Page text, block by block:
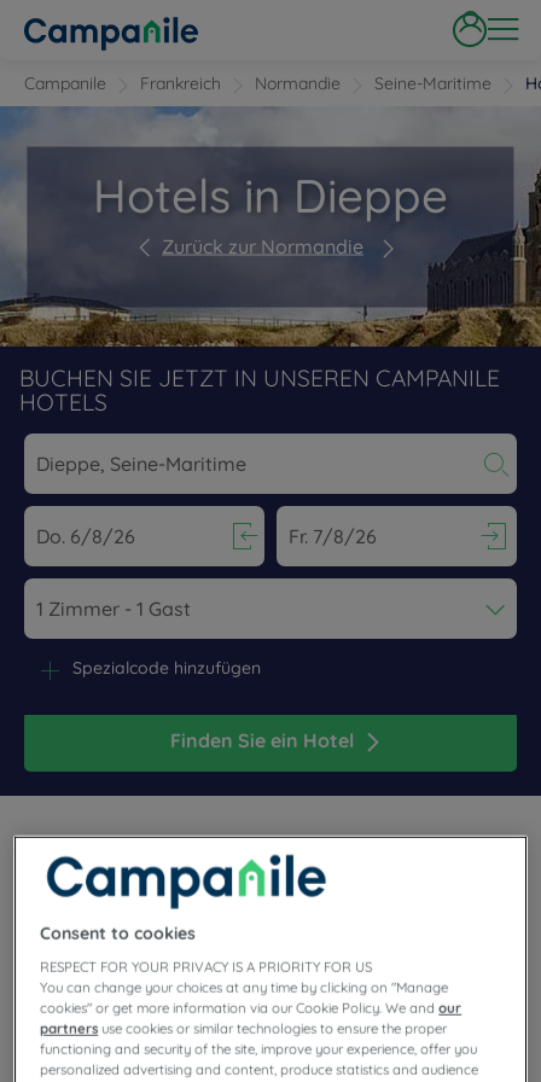
Campanile Frankreich Normandie Seine-Maritime
Hotels in Dieppe
Zurück zur Normandie
BUCHEN SIE JETZT IN UNSEREN CAMPANILE
HOTELS
Navigate forward to interact with the calendar and select a
Navigate backward to interact
Finden Sie ein Hotel
Spezialcode hinzufügen
Für Paare oder Familien garantieren die Campanile-Hotels
Unsere Hotels in Dieppe
Consent to cookies
RESPECT FOR YOUR PRIVACY IS A PRIORITY FOR US
You can change your choices at any time by clicking on "Manage
cookies" or get more information via our Cookie Policy. We andour
partners use cookies or similar technologies to ensure the proper
functioning and security of the site, improve your experience, offer you
personalized advertising and content, produce statistics and audience